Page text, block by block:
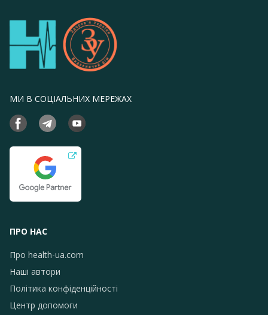
МИ В СОЦІАЛЬНИХ МЕРЕЖАХ
ПРО НАС
Про health-ua.com
Наші автори
Політика конфіденційності
Центр допомоги